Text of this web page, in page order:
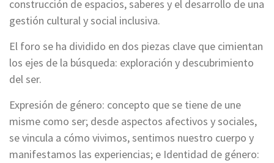
construcción de espacios, saberes y el desarrollo de una
gestión cultural y social inclusiva.
El foro se ha dividido en dos piezas clave que cimientan
los ejes de la búsqueda: exploración y descubrimiento
del ser.
Expresión de género: concepto que se tiene de une
misme como ser; desde aspectos afectivos y sociales,
se vincula a cómo vivimos, sentimos nuestro cuerpo y
manifestamos las experiencias; e Identidad de género: